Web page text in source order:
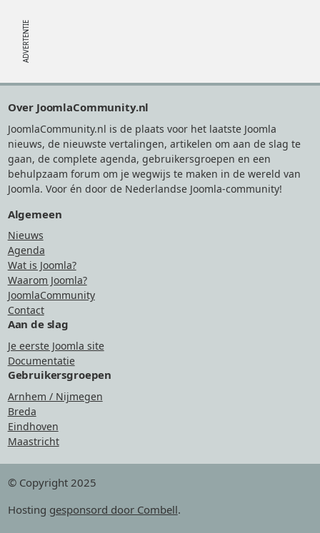
Over JoomlaCommunity.nl
JoomlaCommunity.nl is de plaats voor het laatste Joomla
nieuws, de nieuwste vertalingen, artikelen om aan de slag te
gaan, de complete agenda, gebruikersgroepen en een
behulpzaam forum om je wegwijs te maken in de wereld van
Joomla. Voor én door de Nederlandse Joomla-community!
Algemeen
Nieuws
Agenda
Wat is Joomla?
Waarom Joomla?
JoomlaCommunity
Contact
Aan de slag
Je eerste Joomla site
Documentatie
Gebruikersgroepen
Arnhem / Nijmegen
Breda
Eindhoven
Maastricht
© Copyright 2025
Hosting gesponsord door Combell.